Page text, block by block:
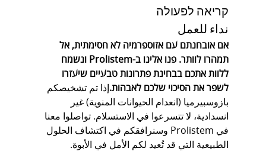
קריאה לפעולה
نداء للعمل
אם אובחנתם עם אזוספרמיה לא חסימתית, אל
תמהרו לוותר. פנו אלינו ב-Prolistem ונשמח
ללוות אתכם בבחינת פתרונות טבעיים שיעזרו
לשפר את הסיכוי שלכם לאבהות.إذا تم تشخيصكم
بازوسبيرميا (انعدام الحيوانات المنوية) غير
انسدادية، لا تتسرعوا في الاستسلام. تواصلوا معنا
في Prolistem وسنرافقكم في اكتشاف الحلول
الطبيعية التي قد تُعيد لكم الأمل في الأبوة.